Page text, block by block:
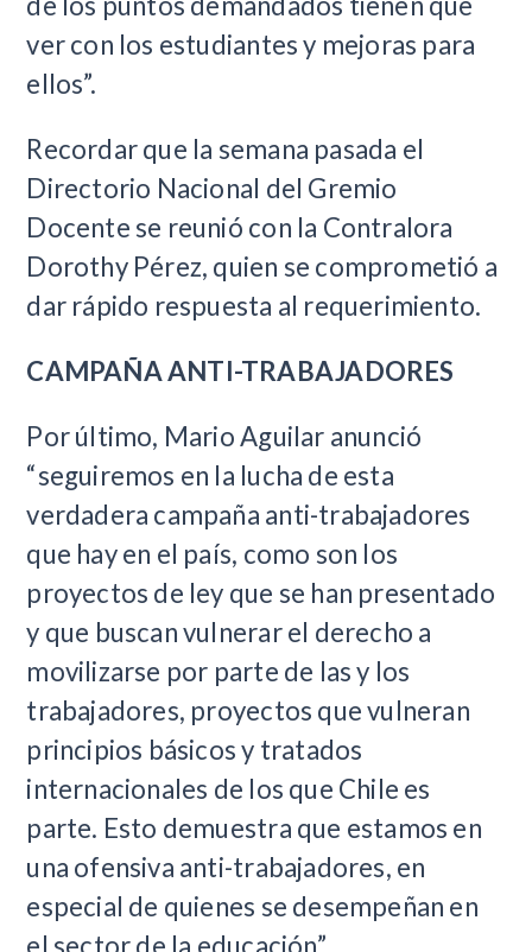
ver con los estudiantes y mejoras para
ellos”.
Recordar que la semana pasada el
Directorio Nacional del Gremio
Docente se reunió con la Contralora
Dorothy Pérez, quien se comprometió a
dar rápido respuesta al requerimiento.
CAMPAÑA ANTI-TRABAJADORES
Por último, Mario Aguilar anunció
“seguiremos en la lucha de esta
verdadera campaña anti-trabajadores
que hay en el país, como son los
proyectos de ley que se han presentado
y que buscan vulnerar el derecho a
movilizarse por parte de las y los
trabajadores, proyectos que vulneran
principios básicos y tratados
internacionales de los que Chile es
parte. Esto demuestra que estamos en
una ofensiva anti-trabajadores, en
especial de quienes se desempeñan en
el sector de la educación”.